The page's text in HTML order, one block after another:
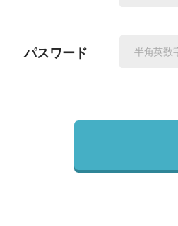
パスワード